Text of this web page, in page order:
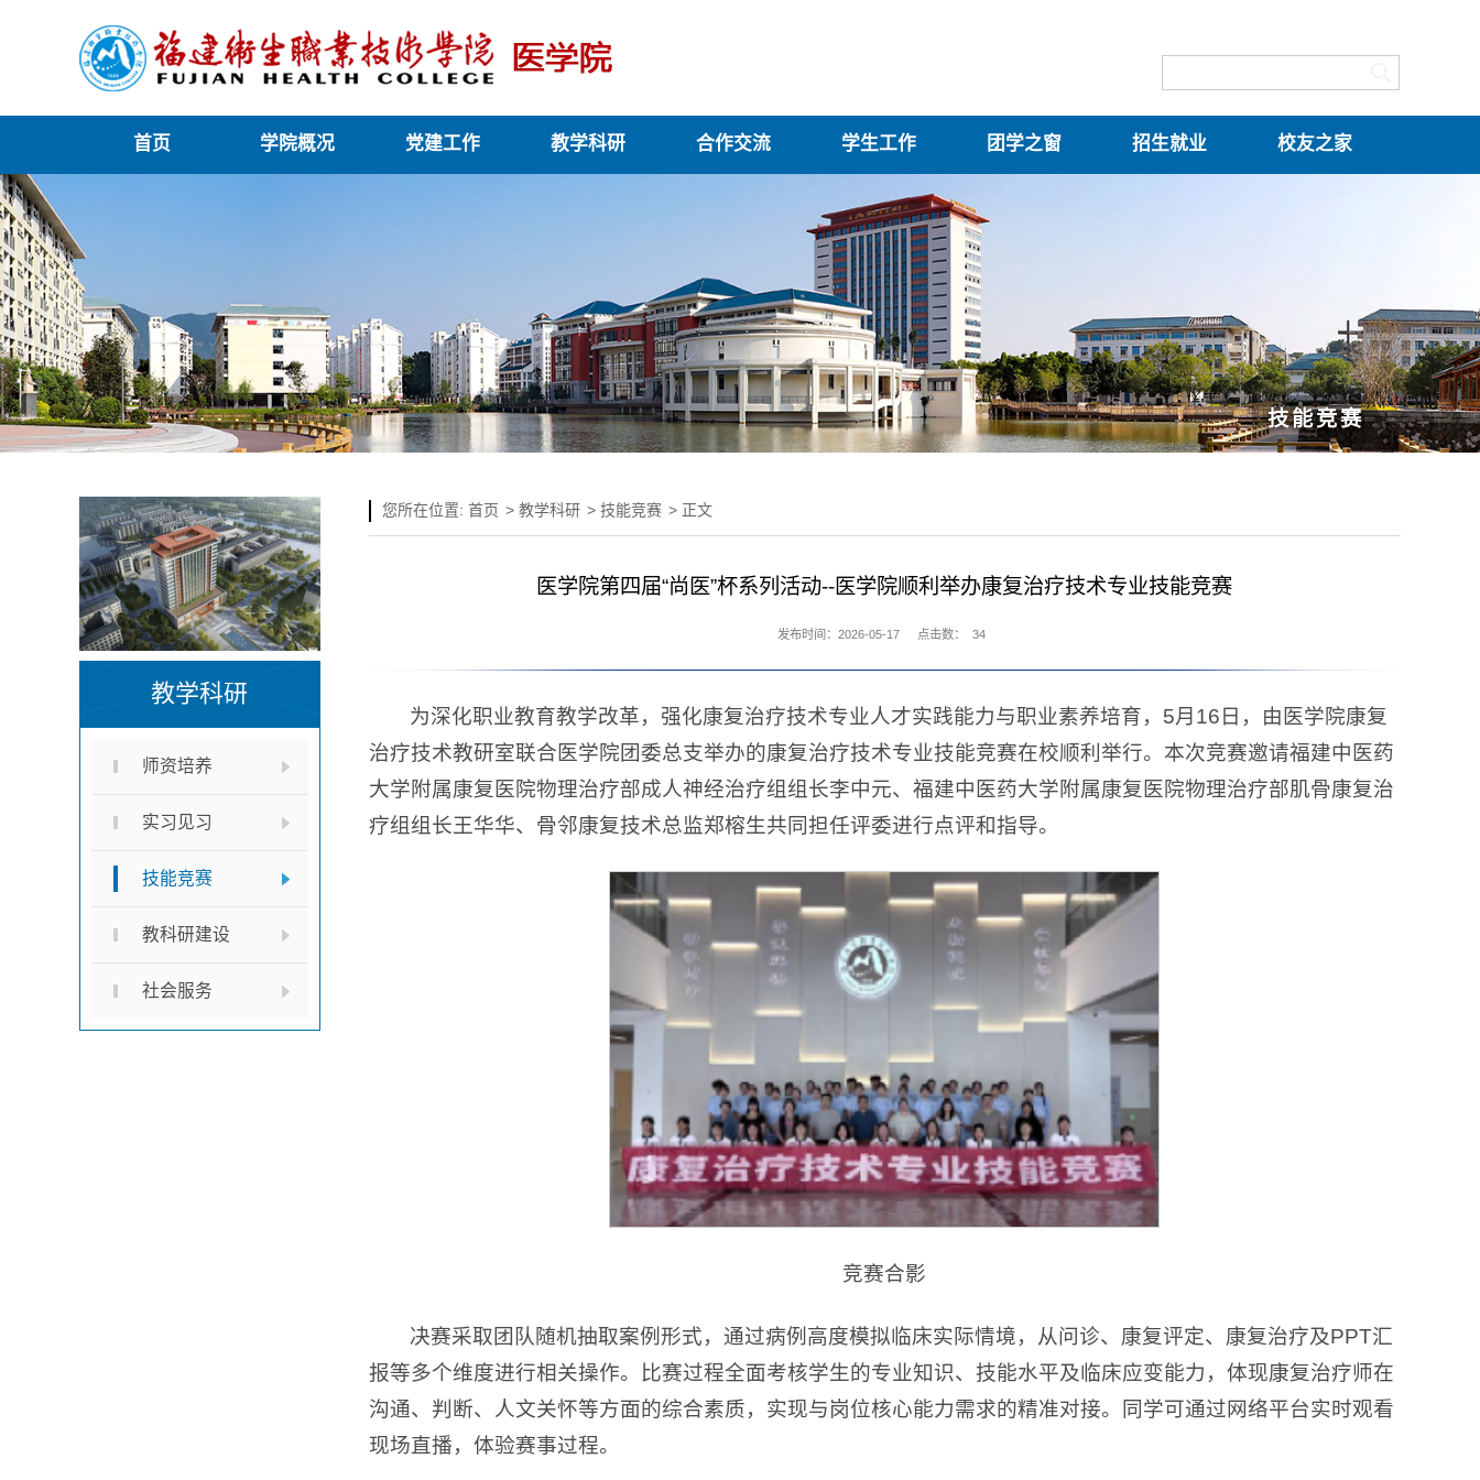
首页 学院概况 党建工作 教学科研 合作交流 学生工作 团学之窗 招生就业 校友之家
技能竞赛
教学科研
师资培养
实习见习
技能竞赛
教科研建设
社会服务
您所在位置: 首页 > 教学科研 > 技能竞赛 > 正文
医学院第四届“尚医”杯系列活动--医学院顺利举办康复治疗技术专业技能竞赛
发布时间：2026-05-17 点击数： 34
为深化职业教育教学改革，强化康复治疗技术专业人才实践能力与职业素养培育，5月16日，由医学院康复
治疗技术教研室联合医学院团委总支举办的康复治疗技术专业技能竞赛在校顺利举行。本次竞赛邀请福建中医药
大学附属康复医院物理治疗部成人神经治疗组组长李中元、福建中医药大学附属康复医院物理治疗部肌骨康复治
疗组组长王华华、骨邻康复技术总监郑榕生共同担任评委进行点评和指导。
竞赛合影
决赛采取团队随机抽取案例形式，通过病例高度模拟临床实际情境，从问诊、康复评定、康复治疗及PPT汇
报等多个维度进行相关操作。比赛过程全面考核学生的专业知识、技能水平及临床应变能力，体现康复治疗师在
沟通、判断、人文关怀等方面的综合素质，实现与岗位核心能力需求的精准对接。同学可通过网络平台实时观看
现场直播，体验赛事过程。